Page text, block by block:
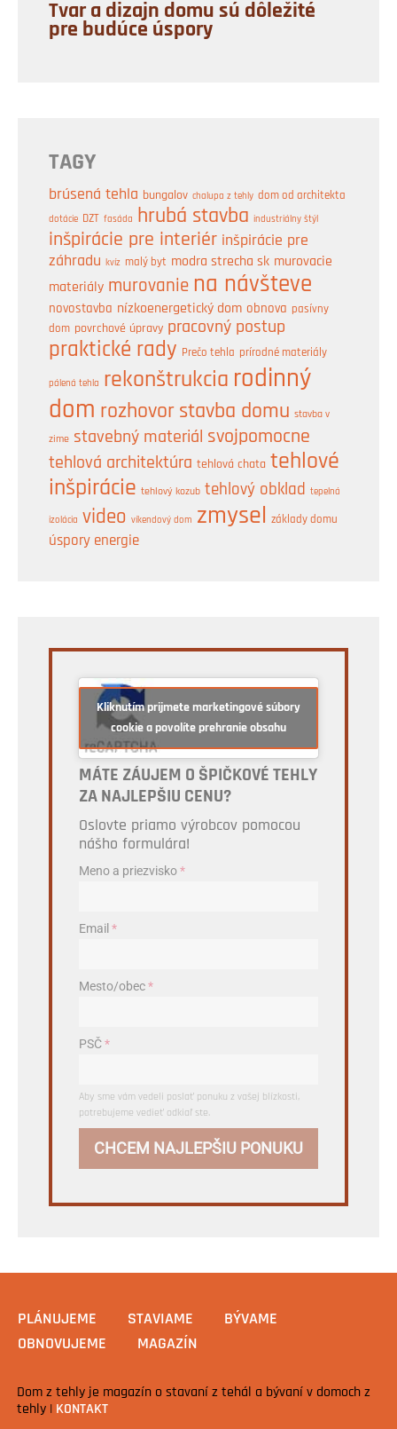
Tvar a dizajn domu sú dôležité
pre budúce úspory
TAGY
brúsená tehla bungalov chalupa z tehly dom od architekta
dotácie DZT fasáda hrubá stavba industriálny štýl
inšpirácie pre interiér inšpirácie pre
záhradu kvíz malý byt modra strecha sk murovacie
materiály murovanie na návšteve
novostavba nízkoenergetický dom obnova pasívny
dom povrchové úpravy pracovný postup
praktické rady Prečo tehla prírodné materiály
pálená tehla rekonštrukcia rodinný
dom rozhovor stavba domu stavba v
zime stavebný materiál svojpomocne
tehlová architektúra tehlová chata tehlové
inšpirácie tehlový kozub tehlový obklad tepelná
izolácia video víkendový dom zmysel základy domu
úspory energie
Kliknutím prijmete marketingové súbory
cookie a povolíte prehranie obsahu
MÁTE ZÁUJEM O ŠPIČKOVÉ TEHLY
ZA NAJLEPŠIU CENU?
Oslovte priamo výrobcov pomocou
nášho formulára!
Meno a priezvisko*
Email *
Mesto/obec*
PSČ*
Aby sme vám vedeli poslať ponuku z vašej blízkosti,
potrebujeme vedieť odkiaľ ste.
CHCEM NAJLEPŠIU PONUKU
PLÁNUJEME STAVIAME
BÝVAME
OBNOVUJEME
MAGAZÍN
Dom z tehly je magazín o stavaní z tehál a bývaní v domoch z
tehly | KONTAKT